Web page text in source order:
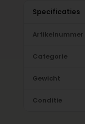
Specificaties
Artikelnummer
Categorie
Gewicht
Conditie